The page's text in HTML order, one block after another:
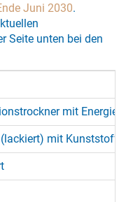
Juni 2030.
Seite unten bei den
mit
mit